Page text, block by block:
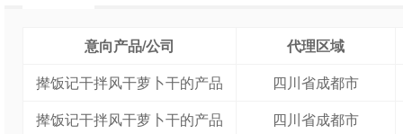
意向产品/公司
代理区域
撵饭记干拌风干萝卜干的产品
四川省成都市
撵饭记干拌风干萝卜干的产品
四川省成都市